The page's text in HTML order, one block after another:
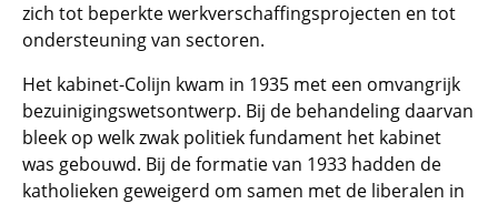
zich tot beperkte werkverschaffingsprojecten en tot
ondersteuning van sectoren.
Het kabinet-Colijn kwam in 1935 met een omvangrijk
bezuinigingswetsontwerp. Bij de behandeling daarvan
bleek op welk zwak politiek fundament het kabinet
was gebouwd. Bij de formatie van 1933 hadden de
katholieken geweigerd om samen met de liberalen in